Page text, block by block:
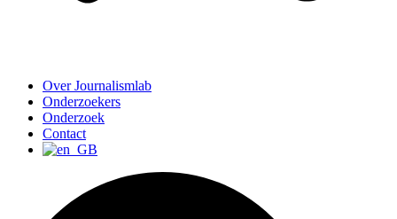
Over Journalismlab
Onderzoekers
Onderzoek
Contact